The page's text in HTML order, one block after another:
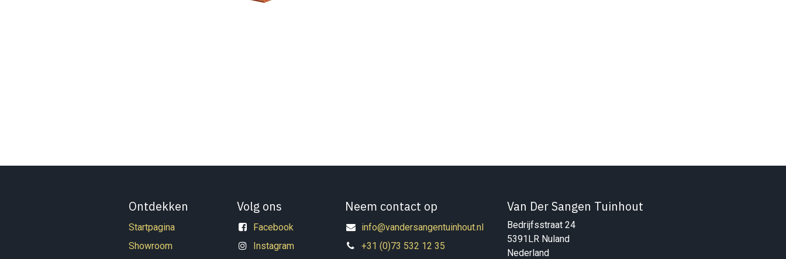
Ontdekken
Startpagina
Showroom
Volg ons
Facebook
Instagram
Neem contact op
info@vandersangentuinhout.nl
+31 (0)73 532 12 35
Van Der Sangen Tuinhout
Bedrijfsstraat 24
5391LR Nuland
Nederland